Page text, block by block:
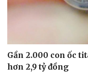
Gần 2.000 con ốc
hơn 2,9 tỷ đồng